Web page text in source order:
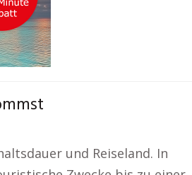
und Reiseland. In